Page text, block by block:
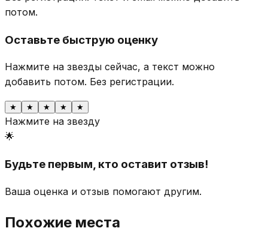
потом.
Оставьте быструю оценку
Нажмите на звезды сейчас, а текст можно
добавить потом. Без регистрации.
★ ★ ★ ★ ★
Нажмите на звезду
🌟
Будьте первым, кто оставит отзыв!
Ваша оценка и отзыв помогают другим.
Похожие места